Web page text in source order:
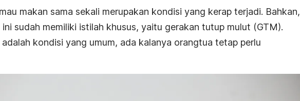
makan sama sekali merupakan kondisi yang kerap terjadi. Bahkan,
sudah memiliki istilah khusus, yaitu gerakan tutup mulut (GTM).
kondisi yang umum, ada kalanya orangtua tetap perlu